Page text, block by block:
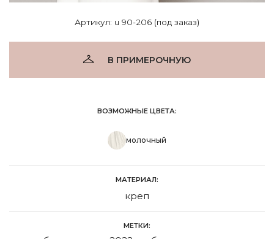
Артикул: u 90-206 (под заказ)
В ПРИМЕРОЧНУЮ
ВОЗМОЖНЫЕ ЦВЕТА:
молочный
МАТЕРИАЛ:
креп
МЕТКИ: